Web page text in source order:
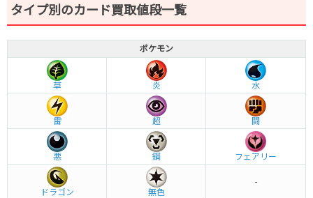
タイプ別のカード買取値段一覧
ポケモン
草 炎 水
雷 超 闘
悪 鋼 フェアリー
ドラゴン 無色
-